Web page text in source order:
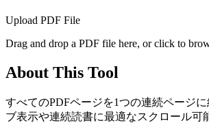
Upload PDF File
Drag and drop a PDF file here, or click to
About This Tool
すべてのPDFページを1つの連続ページ
ブ表示や連続読書に最適なスクロール可